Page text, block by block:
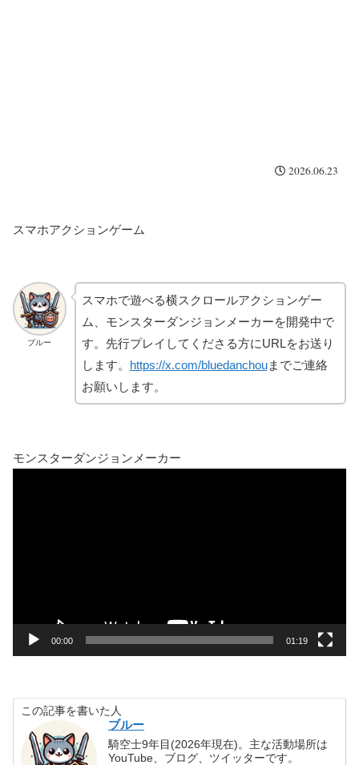
2026.06.23
スマホアクションゲーム
ブルー
スマホで遊べる横スクロールアクションゲー
ム、モンスターダンジョンメーカーを開発中で
す。先行プレイしてくださる方にURLをお送り
します。 https://x.com/bluedanchouまでご連絡
お願いします。
モンスターダンジョンメーカー
00:00 01:19
この記事を書いた人
ブルー
騎空士9年目(2026年現在)。主な活動場所は
YouTube、ブログ、ツイッターです。